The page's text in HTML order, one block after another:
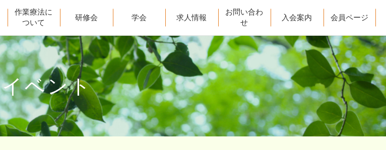
作業療法に
ついて
研修会 学会 求人情報
お問い合わ
せ
入会案内 会員ページ
イベント